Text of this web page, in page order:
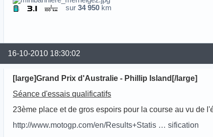
sur34 950 km
16-10-2010 18:30:02
[large]Grand Prix d'Australie - Phillip Island[/large]
Séance d'essais qualificatifs
23ème place et de gros espoirs pour la course au vu de
http://www.motogp.com/en/Results+Statis … sification